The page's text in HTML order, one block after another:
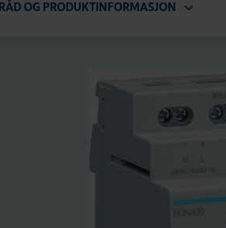
RÅD OG PRODUKTINFORMASJON